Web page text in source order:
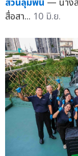
สวนลุมพินี — นางส
สื่อสา... 10 มิ.ย.